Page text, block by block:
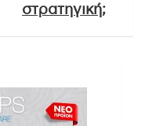
στρατηγική;